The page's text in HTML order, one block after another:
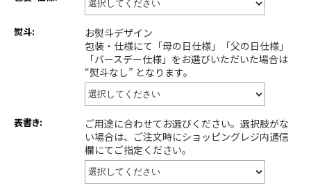
熨斗:
お熨斗デザイン
包装・仕様にて「母の日仕様」「父の日仕様」
「バースデー仕様」をお選びいただいた場合は
“熨斗なし” となります。
表書き:
ご用途に合わせてお選びください。選択肢がな
い場合は、ご注文時にショッピングレジ内通信
欄にてご指定ください。